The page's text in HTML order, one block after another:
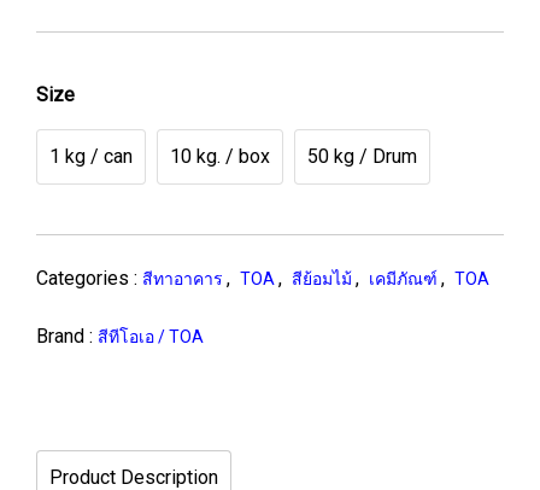
Size
1 kg / can 10 kg. / box 50 kg / Drum
Categories : สีทาอาคาร , TOA , สีย้อมไม้ , เคมีภัณฑ์ , TOA
Brand : สีทีโอเอ / TOA
Product Description